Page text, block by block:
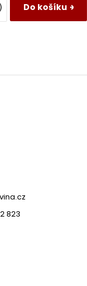
Do košíku
823